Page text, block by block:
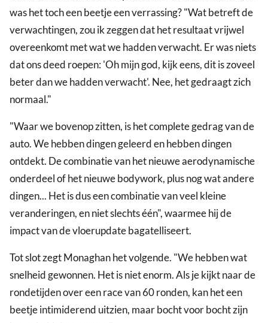
was het toch een beetje een verrassing? "Wat betreft de
verwachtingen, zou ik zeggen dat het resultaat vrijwel
overeenkomt met wat we hadden verwacht. Er was niets
dat ons deed roepen: 'Oh mijn god, kijk eens, dit is zoveel
beter dan we hadden verwacht'. Nee, het gedraagt zich
normaal."
"Waar we bovenop zitten, is het complete gedrag van de
auto. We hebben dingen geleerd en hebben dingen
ontdekt. De combinatie van het nieuwe aerodynamische
onderdeel of het nieuwe bodywork, plus nog wat andere
dingen... Het is dus een combinatie van veel kleine
veranderingen, en niet slechts één", waarmee hij de
impact van de vloerupdate bagatelliseert.
Tot slot zegt Monaghan het volgende. "We hebben wat
snelheid gewonnen. Het is niet enorm. Als je kijkt naar de
rondetijden over een race van 60 ronden, kan het een
beetje intimiderend uitzien, maar bocht voor bocht zijn